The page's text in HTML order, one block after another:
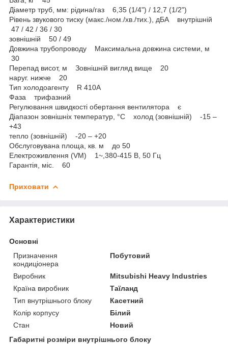
Діаметр труб, мм: рідина/газ 6,35 (1/4") / 12,7 (1/2")
Рівень звукового тиску (макс./ном./хв./тих.), дБА внутрішній
47 / 42 / 36 / 30
зовнішній 50 / 49
Довжина трубопроводу Максимальна довжина системи, м
30
Перепад висот, м Зовнішній вигляд вище 20
наруг. нижче 20
Тип холодоагенту R 410А
Фаза трифазний
Регулювання швидкості обертання вентилятора є
Діапазон зовнішніх температур, °C холод (зовнішній) -15 –
+43
тепло (зовнішній) -20 – +20
Обслуговувана площа, кв. м до 50
Електроживлення (VM) 1~,380-415 В, 50 Гц
Гарантія, міс. 60
Приховати
Характеристики
Основні
Призначення
кондиціонера
Побутовий
Виробник
Mitsubishi Heavy Industries
Країна виробник
Таїланд
Тип внутрішнього блоку
Касетний
Колір корпусу
Білий
Стан
Новий
Габаритні розміри внутрішнього блоку